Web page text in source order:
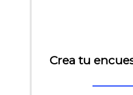
Crea tu